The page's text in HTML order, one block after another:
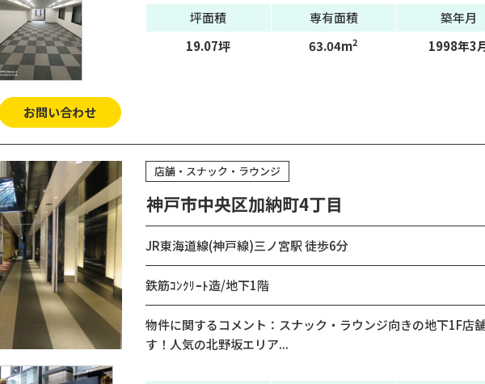
お問い合わせ
坪面積 専有面積
築年月
19.07坪
63.04m2 1998年3
店舗・スナック・ラウンジ
神戸市中央区加納町4丁目
JR東海道線(神戸線)三ノ宮駅 徒歩6分
鉄筋ｺﾝｸﾘｰﾄ造/地下1階
物件に関するコメント：スナック・ラウンジ向きの地下1F店
す！人気の北野坂エリア...